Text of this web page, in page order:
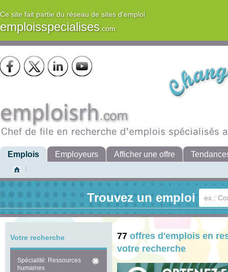
Ce site fait partie du réseau de sites d'emploi
emploisspecialises.com
Emplois Employeurs Afficher une offre
Trouvez un emploi
Votre recherche
Spécialité: Ressources
humaines
77 offres d'emplois en
votre recherche